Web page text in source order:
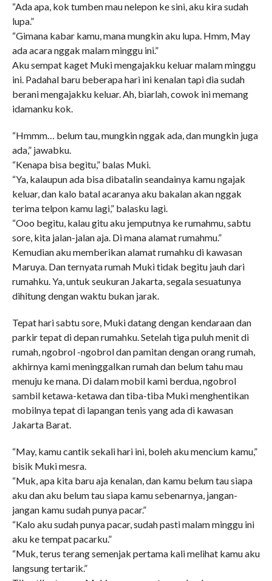
“Ada apa, kok tumben mau nelepon ke sini, aku kira sudah
lupa.”
“Gimana kabar kamu, mana mungkin aku lupa. Hmm, May
ada acara nggak malam minggu ini.”
Aku sempat kaget Muki mengajakku keluar malam minggu
ini. Padahal baru beberapa hari ini kenalan tapi dia sudah
berani mengajakku keluar. Ah, biarlah, cowok ini memang
idamanku kok.
“Hmmm… belum tau, mungkin nggak ada, dan mungkin juga
ada,” jawabku.
“Kenapa bisa begitu,” balas Muki.
“Ya, kalaupun ada bisa dibatalin seandainya kamu ngajak
keluar, dan kalo batal acaranya aku bakalan akan nggak
terima telpon kamu lagi,” balasku lagi.
“Ooo begitu, kalau gitu aku jemputnya ke rumahmu, sabtu
sore, kita jalan-jalan aja. Di mana alamat rumahmu.”
Kemudian aku memberikan alamat rumahku di kawasan
Maruya. Dan ternyata rumah Muki tidak begitu jauh dari
rumahku. Ya, untuk seukuran Jakarta, segala sesuatunya
dihitung dengan waktu bukan jarak.
Tepat hari sabtu sore, Muki datang dengan kendaraan dan
parkir tepat di depan rumahku. Setelah tiga puluh menit di
rumah, ngobrol -ngobrol dan pamitan dengan orang rumah,
akhirnya kami meninggalkan rumah dan belum tahu mau
menuju ke mana. Di dalam mobil kami berdua, ngobrol
sambil ketawa-ketawa dan tiba-tiba Muki menghentikan
mobilnya tepat di lapangan tenis yang ada di kawasan
Jakarta Barat.
“May, kamu cantik sekali hari ini, boleh aku mencium kamu,”
bisik Muki mesra.
“Muk, apa kita baru aja kenalan, dan kamu belum tau siapa
aku dan aku belum tau siapa kamu sebenarnya, jangan-
jangan kamu sudah punya pacar.”
“Kalo aku sudah punya pacar, sudah pasti malam minggu ini
aku ke tempat pacarku.”
“Muk, terus terang semenjak pertama kali melihat kamu aku
langsung tertarik.”